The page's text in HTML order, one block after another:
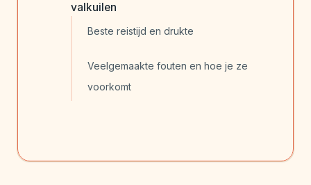
valkuilen
Beste reistijd en drukte
Veelgemaakte fouten en hoe je ze
voorkomt